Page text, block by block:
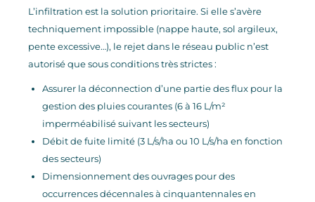
L’infiltration est la solution prioritaire. Si elle s’avère
techniquement impossible (nappe haute, sol argileux,
pente excessive…), le rejet dans le réseau public n’est
autorisé que sous conditions très strictes :
Assurer la déconnection d’une partie des flux pour la
gestion des pluies courantes (6 à 16 L/m²
imperméabilisé suivant les secteurs)
Débit de fuite limité (3 L/s/ha ou 10 L/s/ha en fonction
des secteurs)
Dimensionnement des ouvrages pour des
occurrences décennales à cinquantennales en